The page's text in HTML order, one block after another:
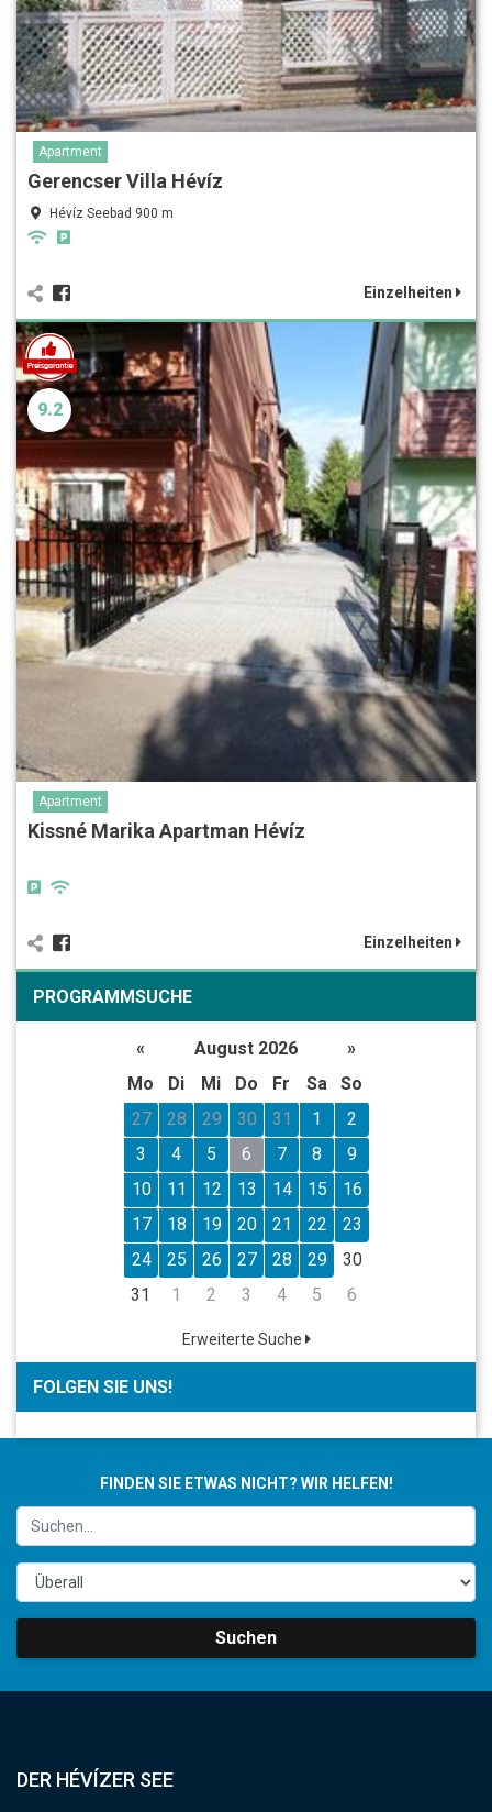
Apartment
Gerencser Villa Hévíz
Hévíz Seebad 900 m
Einzelheiten
9.2
Apartment
Kissné Marika Apartman Hévíz
Einzelheiten
PROGRAMMSUCHE
« August 2026
»
Mo
Di Mi Do Fr Sa
So
27
28 29 30 31 1
2
3
4 5 6 7 8
9
10
11 12 13 14 15
16
17
18 19 20 21 22
23
24
25 26 27 28 29
30
31
1 2 3 4 5 6
Erweiterte Suche
FOLGEN SIE UNS!
FINDEN SIE ETWAS NICHT? WIR HELFEN!
Suchen
DER HÉVÍZER SEE